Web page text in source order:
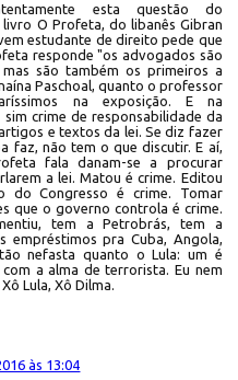
esta questão do
O Profeta, do libanês Gibran
estudante de direito pede que
responde "os advogados são
são também os primeiros a
Paschoal, quanto o professor
na exposição. E na
crime de responsabilidade da
e textos da lei. Se diz fazer
faz, não tem o que discutir. E aí,
fala danam-se a procurar
a lei. Matou é crime. Editou
do Congresso é crime. Tomar
que o governo controla é crime.
tem a Petrobrás, tem a
empréstimos pra Cuba, Angola,
nefasta quanto o Lula: um é
a alma de terrorista. Eu nem
Lula, Xô Dilma.
às 13:04